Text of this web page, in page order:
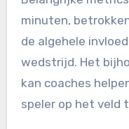
minuten,
de algehele
wedstrijd. Het
kan coaches
speler op het veld